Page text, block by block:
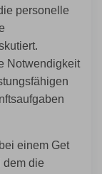
personelle
Notwendigkeit
einem Get
dem die